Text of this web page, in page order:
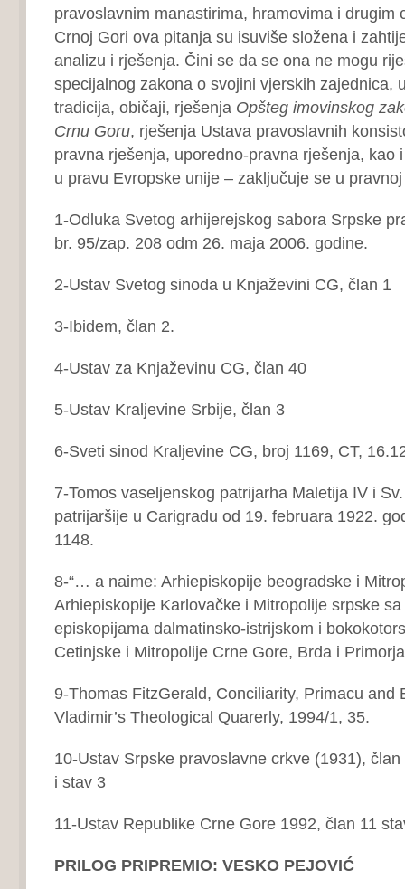
pravoslavnim manastirima, hramovima i drugim
Crnoj Gori ova pitanja su isuviše složena i
analizu i rješenja. Čini se da se ona ne mogu
specijalnog zakona o svojini vjerskih zajednica,
tradicija, običaji, rješenja Opšteg imovinskog
Crnu Goru, rješenja Ustava pravoslavnih
pravna rješenja, uporedno-pravna rješenja, kao
u pravu Evropske unije – zaključuje se u
1-Odluka Svetog arhijerejskog sabora Srpske
br. 95/zap. 208 odm 26. maja 2006. godine.
2-Ustav Svetog sinoda u Knjaževini CG, član 1
3-Ibidem, član 2.
4-Ustav za Knjaževinu CG, član 40
5-Ustav Kraljevine Srbije, član 3
6-Sveti sinod Kraljevine CG, broj 1169, CT,
7-Tomos vaseljenskog patrijarha Maletija IV i
patrijaršije u Carigradu od 19. februara 1922.
1148.
8-“… a naime: Arhiepiskopije beogradske i
Arhiepiskopije Karlovačke i Mitropolije srpske
episkopijama dalmatinsko-istrijskom i
Cetinjske i Mitropolije Crne Gore, Brda i
9-Thomas FitzGerald, Conciliarity, Primacu and
Vladimir’s Theological Quarerly, 1994/1, 35.
10-Ustav Srpske pravoslavne crkve (1931),
i stav 3
11-Ustav Republike Crne Gore 1992, član 11
PRILOG PRIPREMIO: VESKO PEJOVIĆ